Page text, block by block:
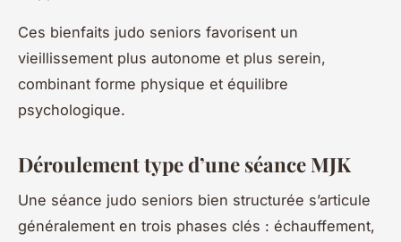
Ces bienfaits judo seniors favorisent un
vieillissement plus autonome et plus serein,
combinant forme physique et équilibre
psychologique.
Déroulement type d’une séance MJK
Une séance judo seniors bien structurée s’articule
généralement en trois phases clés : échauffement,